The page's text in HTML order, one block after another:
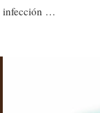
infección …